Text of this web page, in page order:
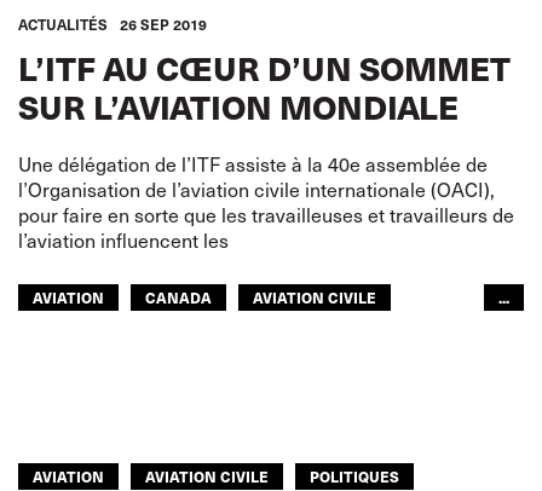
ACTUALITÉS 26 SEP 2019
L’ITF AU CŒUR D’UN SOMMET
SUR L’AVIATION MONDIALE
Une délégation de l’ITF assiste à la 40e assemblée de
l’Organisation de l’aviation civile internationale (OACI),
pour faire en sorte que les travailleuses et travailleurs de
l’aviation influencent les
AVIATION CANADA
AVIATION CIVILE
...
AVIATION AVIATION CIVILE
POLITIQUES